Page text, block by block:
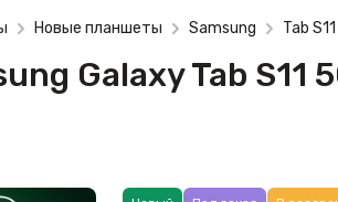
Новые планшеты Samsung Tab S11
Galaxy Tab S11